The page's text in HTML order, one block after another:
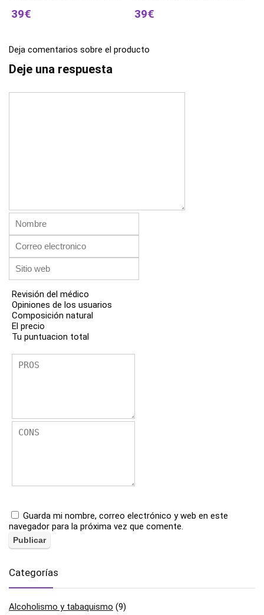
39€ 39€
Deja comentarios sobre el producto
Deje una respuesta
Revisión del médico
Opiniones de los usuarios
Composición natural
El precio
Tu puntuacion total
Guarda mi nombre, correo electrónico y web en este
navegador para la próxima vez que comente.
Categorías
Alcoholismo y tabaquismo (9)